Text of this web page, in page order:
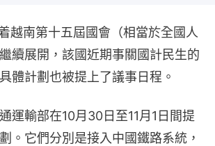
越南第十五屆國會（相當於全國人
續展開，該國近期事關國計民生的
體計劃也被提上了議事日程。
運輸部在10月30日至11月1日間提
。它們分別是接入中國鐵路系統，